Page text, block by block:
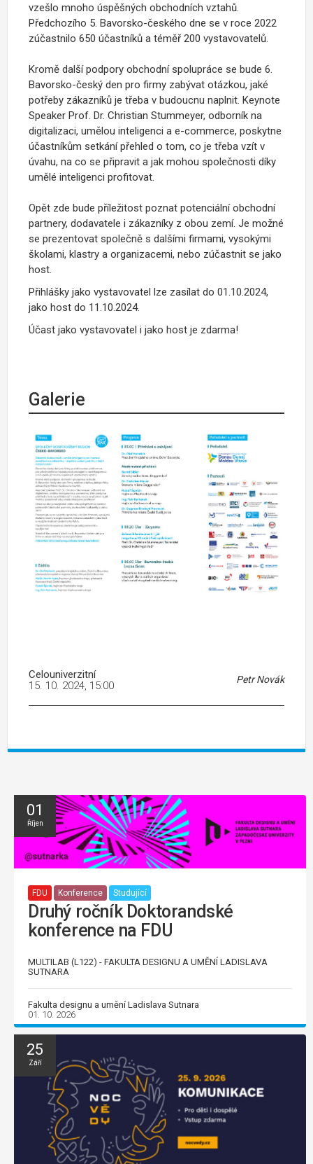
vzešlo mnoho úspěšných obchodních vztahů.
Předchozího 5. Bavorsko-českého dne se v roce 2022
zúčastnilo 650 účastníků a téměř 200 vystavovatelů.
Kromě další podpory obchodní spolupráce se bude 6.
Bavorsko-český den pro firmy zabývat otázkou, jaké
potřeby zákazníků je třeba v budoucnu naplnit. Keynote
Speaker Prof. Dr. Christian Stummeyer, odborník na
digitalizaci, umělou inteligenci a e-commerce, poskytne
účastníkům setkání přehled o tom, co je třeba vzít v
úvahu, na co se připravit a jak mohou společnosti díky
umělé inteligenci profitovat.
Opět zde bude příležitost poznat potenciální obchodní
partnery, dodavatele i zákazníky z obou zemí. Je možné
se prezentovat společně s dalšími firmami, vysokými
školami, klastry a organizacemi, nebo zúčastnit se jako
host.
Přihlášky jako vystavovatel lze zasílat do 01.10.2024,
jako host do 11.10.2024.
Účast jako vystavovatel i jako host je zdarma!
Galerie
Celouniverzitní Petr Novák
15. 10. 2024, 15:00
01
Říjen
FDU Konference Studující
Druhý ročník Doktorandské
konference na FDU
MULTILAB (L122) - FAKULTA DESIGNU A UMĚNÍ LADISLAVA
SUTNARA
Fakulta designu a umění Ladislava Sutnara
01. 10. 2026
25
Září